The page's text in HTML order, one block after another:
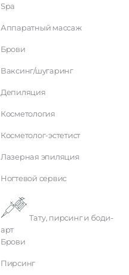
Spa
Аппаратный массаж
Брови
Ваксинг/шугаринг
Депиляция
Косметология
Косметолог-эстетист
Лазерная эпиляция
Ногтевой сервис
арт
Брови
Пирсинг